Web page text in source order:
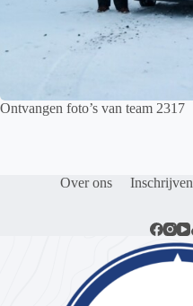
Ontvangen foto’s van team 2317
Over ons Inschrijven